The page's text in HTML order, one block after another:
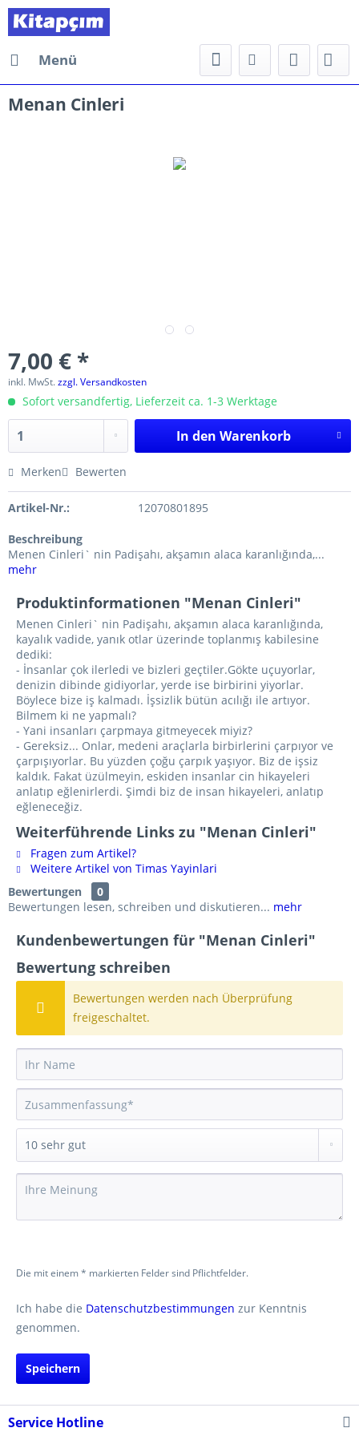
Menü
Menan Cinleri
7,00 € *
inkl. MwSt.zzgl. Versandkosten
Sofort versandfertig, Lieferzeit ca. 1-3 Werktage
In den Warenkorb
Merken Bewerten
Artikel-Nr.: 12070801895
Beschreibung
Menen Cinleri` nin Padişahı, akşamın alaca karanlığında,...
mehr
Produktinformationen "Menan Cinleri"
Menen Cinleri` nin Padişahı, akşamın alaca karanlığında,
kayalık vadide, yanık otlar üzerinde toplanmış kabilesine
dediki:
- İnsanlar çok ilerledi ve bizleri geçtiler.Gökte uçuyorlar,
denizin dibinde gidiyorlar, yerde ise birbirini yiyorlar.
Böylece bize iş kalmadı. İşsizlik bütün acılığı ile artıyor.
Bilmem ki ne yapmalı?
- Yani insanları çarpmaya gitmeyecek miyiz?
- Gereksiz... Onlar, medeni araçlarla birbirlerini çarpıyor ve
çarpışıyorlar. Bu yüzden çoğu çarpık yaşıyor. Biz de işsiz
kaldık. Fakat üzülmeyin, eskiden insanlar cin hikayeleri
anlatıp eğlenirlerdi. Şimdi biz de insan hikayeleri, anlatıp
eğleneceğiz.
Weiterführende Links zu "Menan Cinleri"
Fragen zum Artikel?
Weitere Artikel von Timas Yayinlari
Bewertungen
0
Bewertungen lesen, schreiben und diskutieren... mehr
Kundenbewertungen für "Menan Cinleri"
Bewertung schreiben
Bewertungen werden nach Überprüfung
freigeschaltet.
Die mit einem * markierten Felder sind Pflichtfelder.
Ich habe die Datenschutzbestimmungen zur Kenntnis
genommen.
Speichern
Service Hotline